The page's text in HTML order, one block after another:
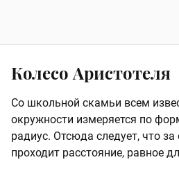
Колесо Аристотеля
Со школьной скамьи всем
окружности измеряется по
радиус. Отсюда следует, что
проходит расстояние, равное